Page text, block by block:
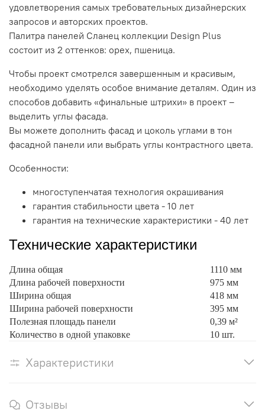
удовлетворения самых требовательных дизайнерских
запросов и авторских проектов.
Палитра панелей Сланец коллекции Design Plus
состоит из 2 оттенков: орех, пшеница.
Чтобы проект смотрелся завершенным и красивым,
необходимо уделять особое внимание деталям. Один из
способов добавить «финальные штрихи» в проект –
выделить углы фасада.
Вы можете дополнить фасад и цоколь углами в тон
фасадной панели или выбрать углы контрастного цвета.
Особенности:
многоступенчатая технология окрашивания
гарантия стабильности цвета - 10 лет
гарантия на технические характеристики - 40 лет
Технические характеристики
Длина общая
1110 мм
Длина рабочей поверхности
975 мм
Ширина общая
418 мм
Ширина рабочей поверхности
395 мм
Полезная площадь панели
0,39 м²
Количество в одной упаковке
10 шт.
Характеристики
Отзывы